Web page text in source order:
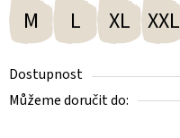
M L XL XXL
Dostupnost
Můžeme doručit do: